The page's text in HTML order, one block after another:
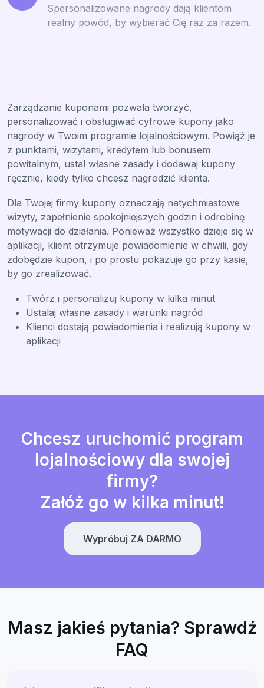
Spersonalizowane nagrody dają klientom
realny powód, by wybierać Cię raz za razem.
Zarządzanie kuponami pozwala tworzyć,
personalizować i obsługiwać cyfrowe kupony jako
nagrody w Twoim programie lojalnościowym. Powiąż je
z punktami, wizytami, kredytem lub bonusem
powitalnym, ustal własne zasady i dodawaj kupony
ręcznie, kiedy tylko chcesz nagrodzić klienta.
Dla Twojej firmy kupony oznaczają natychmiastowe
wizyty, zapełnienie spokojniejszych godzin i odrobinę
motywacji do działania. Ponieważ wszystko dzieje się w
aplikacji, klient otrzymuje powiadomienie w chwili, gdy
zdobędzie kupon, i po prostu pokazuje go przy kasie,
by go zrealizować.
Twórz i personalizuj kupony w kilka minut
Ustalaj własne zasady i warunki nagród
Klienci dostają powiadomienia i realizują kupony w
aplikacji
Chcesz uruchomić program
lojalnościowy dla swojej
firmy?
Załóż go w kilka minut!
Wypróbuj ZA DARMO
Masz jakieś pytania? Sprawdź
FAQ